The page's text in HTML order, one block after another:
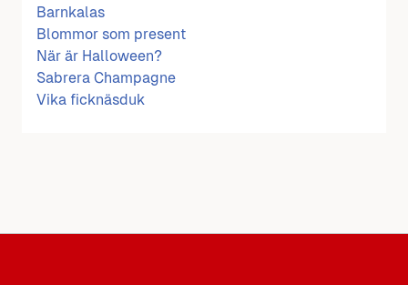
Barnkalas
Blommor som present
När är Halloween?
Sabrera Champagne
Vika ficknäsduk